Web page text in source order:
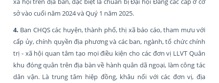
sở vào cuối năm 2024 và Quý 1 năm 2025.
4. Ban CHQS các huyện, thành phố, thị xã báo cáo, tham mưu với
cấp ủy, chính quyền địa phương và các ban, ngành, tổ chức chính
trị - xã hội quan tâm tạo mọi điều kiện cho các đơn vị LLVT Quân
khu đóng quân trên địa bàn về hành quân dã ngoại, làm công tác
dân vận. Là trung tâm hiệp đồng, khâu nối với các đơn vị, địa